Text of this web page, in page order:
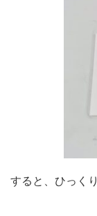
すると、ひっく